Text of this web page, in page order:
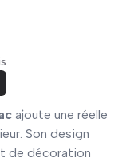
ajoute une réelle
Son design
de décoration